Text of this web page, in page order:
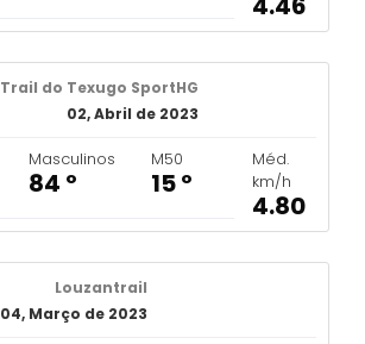
Trail do Texugo SportHG
02, Abril de 2023
Masculinos
84 º
M50
15 º
Méd.
km/h
4.80
Louzantrail
04, Março de 2023